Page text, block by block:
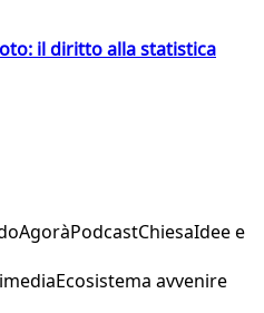
il diritto alla statistica
AgoràPodcastChiesaIdee e
Ecosistema avvenire